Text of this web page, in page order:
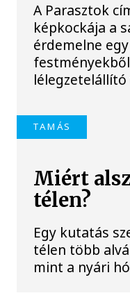
A Parasztok
képkockája a
érdemelne
TAMÁS
Miért
télen?
Egy kutatás
télen több
mint a nyári